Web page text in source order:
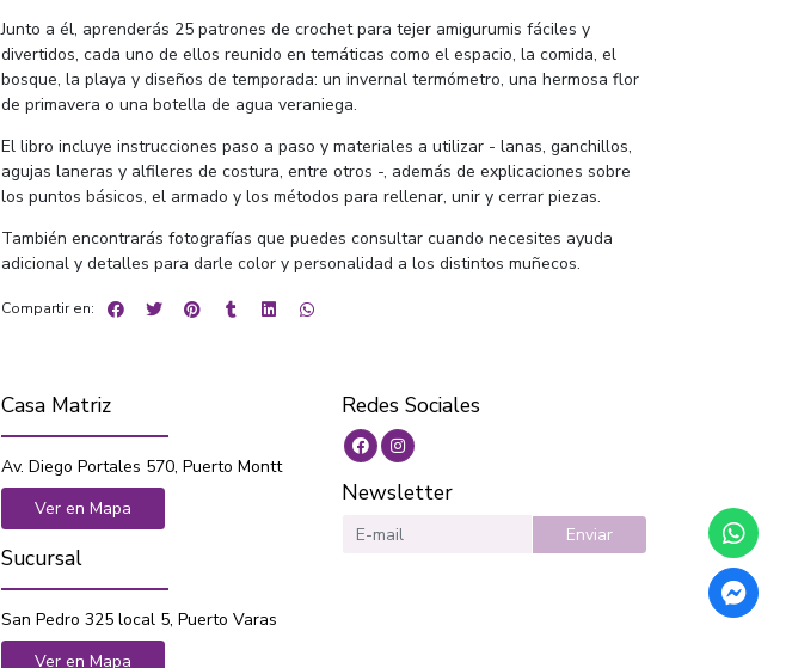
Junto a él, aprenderás 25 patrones de crochet para tejer amigurumis fáciles y
divertidos, cada uno de ellos reunido en temáticas como el espacio, la comida, el
bosque, la playa y diseños de temporada: un invernal termómetro, una hermosa flor
de primavera o una botella de agua veraniega.
El libro incluye instrucciones paso a paso y materiales a utilizar - lanas, ganchillos,
agujas laneras y alfileres de costura, entre otros -, además de explicaciones sobre
los puntos básicos, el armado y los métodos para rellenar, unir y cerrar piezas.
También encontrarás fotografías que puedes consultar cuando necesites ayuda
adicional y detalles para darle color y personalidad a los distintos muñecos.
Compartir en:
Casa Matriz
Av. Diego Portales 570, Puerto Montt
Ver en Mapa
Sucursal
San Pedro 325 local 5, Puerto Varas
Ver en Mapa
Redes Sociales
Newsletter
Enviar